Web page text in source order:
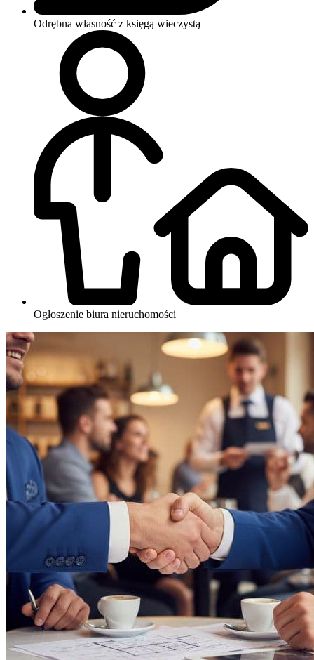
Odrębna własność z księgą wieczystą
Ogłoszenie biura nieruchomości